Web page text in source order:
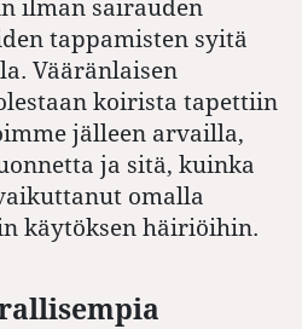
ilman sairauden
tappamisten syitä
Vääränlaisen
koirista tapettiin
jälleen arvailla,
ja sitä, kuinka
omalla
käytöksen häiriöihin.